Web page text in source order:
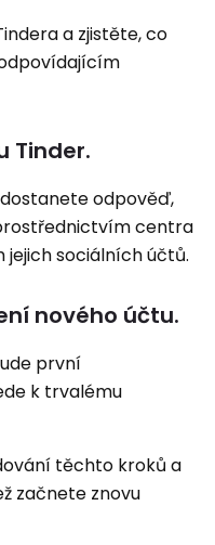
a zjistěte, co
Tinder.
odpověď,
centra
sociálních účtů.
nového účtu.
první
k trvalému
těchto kroků a
začnete znovu